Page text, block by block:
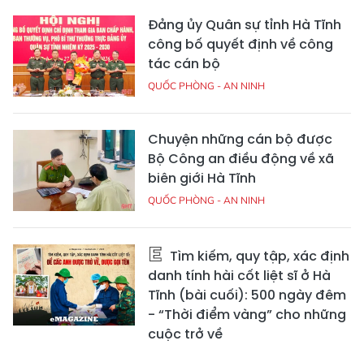
Đảng ủy Quân sự tỉnh Hà Tĩnh
công bố quyết định về công
tác cán bộ
QUỐC PHÒNG - AN NINH
Chuyện những cán bộ được
Bộ Công an điều động về xã
biên giới Hà Tĩnh
QUỐC PHÒNG - AN NINH
Tìm kiếm, quy tập, xác định
danh tính hài cốt liệt sĩ ở Hà
Tĩnh (bài cuối): 500 ngày đêm
- “Thời điểm vàng” cho những
cuộc trở về